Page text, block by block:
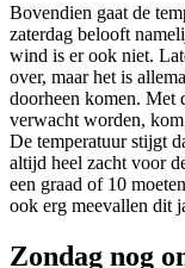
Bovendien gaat de
zaterdag belooft
wind is er ook niet.
over, maar het is
doorheen komen. Met
verwacht worden,
De temperatuur stijgt
altijd heel zacht voor
een graad of 10
ook erg meevallen dit
Zondag nog